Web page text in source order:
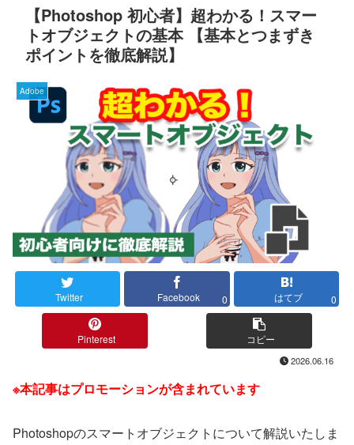
【Photoshop 初心者】超わかる！スマー
トオブジェクトの基本 【基本とつまずき
ポイントを徹底解説】
Adobe
Twitter Facebook 0 はてブ 0
Pinterest コピー
2026.06.16
※本記事はプロモーションが含まれています
Photoshopのスマートオブジェクトについて解説いたしま